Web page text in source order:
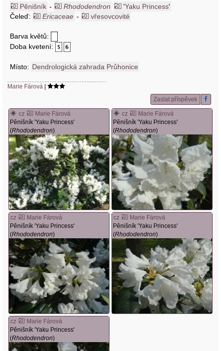
Pěnišník - Rhododendron 'Yaku Princess'
Čeleď:
Ericaceae - vřesovcovité
Barva květů:
Doba kvetení:
Místo: Dendrologická zahrada Průhonice
Marie Fárová
Zaslat příspěvek
cz
Marie Fárová
Pěnišník 'Yaku Princess'
(Rhododendron)
cz
Marie Fárová
Pěnišník 'Yaku Princess'
(Rhododendron)
cz
Marie Fárová
Pěnišník 'Yaku Princess'
(Rhododendron)
cz
Marie Fárová
Pěnišník 'Yaku Princess'
(Rhododendron)
cz
Marie Fárová
Pěnišník 'Yaku Princess'
(Rhododendron)